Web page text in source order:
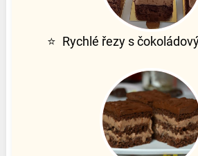
⭐ Rychlé řezy s